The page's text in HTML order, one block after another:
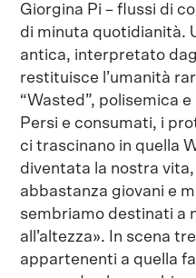
Giorgina Pi – flussi di
di minuta quotidianità.
antica, interpretato
restituisce l’umanità
“Wasted”, polisemica
Persi e consumati, i
ci trascinano in quella
diventata la nostra
abbastanza giovani e
sembriamo destinati a
all’altezza». In scena
appartenenti a quella